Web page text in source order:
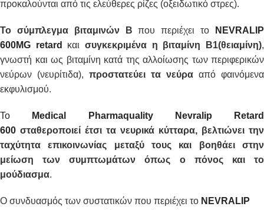
προκαλούνται από τις ελεύθερες ρίζες (οξειδωτικό στρες).
Το σύμπλεγμα βιταμινών Β που περιέχει το
NEVRALIP
600MG retard καισυγκεκριμένα η βιταμίνη Β1(θειαμίνη),
γνωστή και ως βιταμίνη κατά της αλλοίωσης των περιφερικών
νεύρων (νευρίτιδα), προστατεύει τα νεύρα από φαινόμενα
εκφυλισμού.
Το
Medical Pharmaquality Nevralip Retard
600 σταθεροποιεί έτσι τα νευρικά κύτταρα, βελτιώνει την
ταχύτητα επικοινωνίας μεταξύ τους και βοηθάει στην
μείωση των συμπτωμάτων όπως ο πόνος και το
μούδιασμα.
Ο συνδυασμός των συστατικών που περιέχει το NEVRALIP